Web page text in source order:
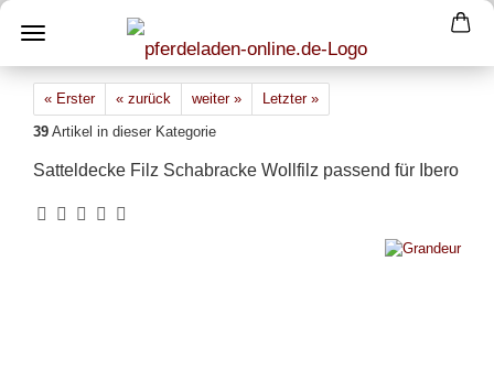
« Erster « zurück weiter »
Letzter »
39 Artikel in dieser Kategorie
Satteldecke Filz Schabracke Wollfilz passend für Ibero